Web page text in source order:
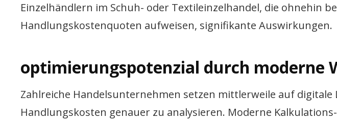
Einzelhändlern im Schuh- oder Textileinzelhandel, die ohnehin
Handlungskostenquoten aufweisen, signifikante Auswirkungen.
optimierungspotenzial durch moderne
Zahlreiche Handelsunternehmen setzen mittlerweile auf digitale
Handlungskosten genauer zu analysieren. Moderne